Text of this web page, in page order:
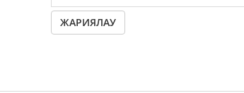
ЖАРИЯЛАУ